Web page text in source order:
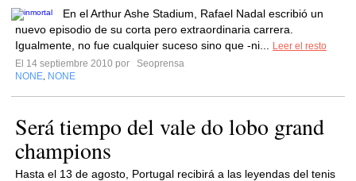
En el Arthur Ashe Stadium, Rafael Nadal escribió un
nuevo episodio de su corta pero extraordinaria carrera.
Igualmente, no fue cualquier suceso sino que -ni...
Leer el resto
El 14 septiembre 2010 por
Seoprensa
NONE NONE
Será tiempo del vale do lobo grand
champions
Hasta el 13 de agosto, Portugal recibirá a las leyendas del tenis